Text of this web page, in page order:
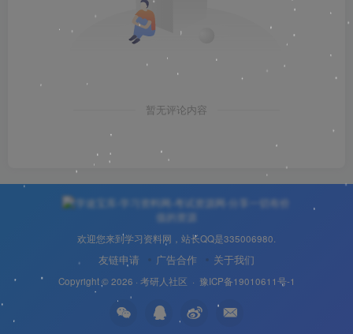
暂无评论内容
欢迎您来到学习资料网，站长QQ是335006980.
友链申请 广告合作 关于我们
Copyright © 2026 · 考研人社区 · 豫ICP备19010611号-1